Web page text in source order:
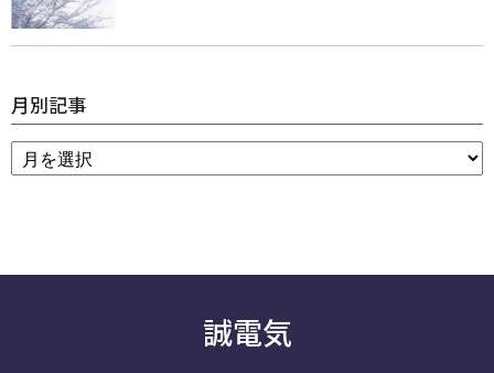
月別記事
誠電気